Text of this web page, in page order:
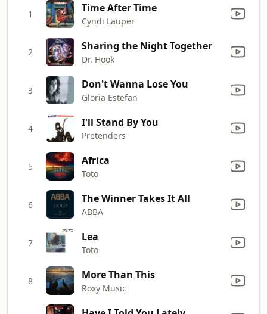
1 Time After Time
Cyndi Lauper
2 Sharing the Night Together
Dr. Hook
3 Don't Wanna Lose You
Gloria Estefan
4 I'll Stand By You
Pretenders
5 Africa
Toto
6 The Winner Takes It All
ABBA
7 Lea
Toto
8 More Than This
Roxy Music